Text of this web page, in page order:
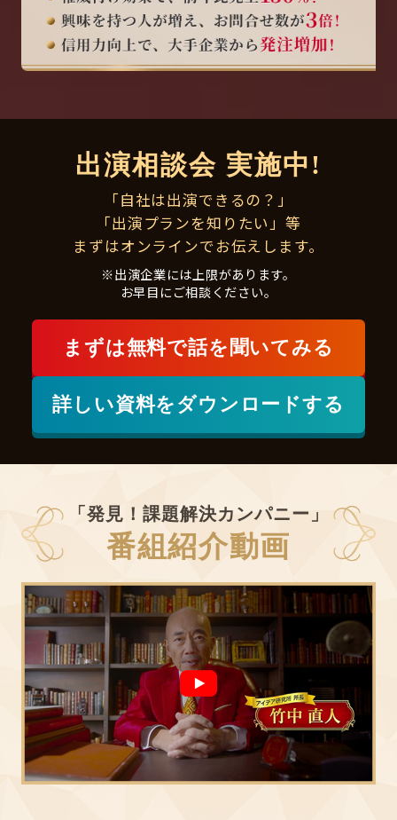
出演相談会 実施中!
「自社は出演できるの？」
「出演プランを知りたい」等
まずはオンラインでお伝えします。
※出演企業には上限があります。
お早目にご相談ください。
まずは無料で話を聞いてみる
詳しい資料をダウンロードする
「発見！課題解決カンパニー」
番組紹介動画